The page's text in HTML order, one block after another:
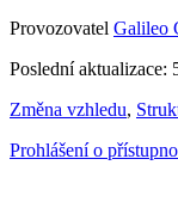
Provozovatel Galileo
Poslední aktualizace:
Změna vzhledu,
Prohlášení o